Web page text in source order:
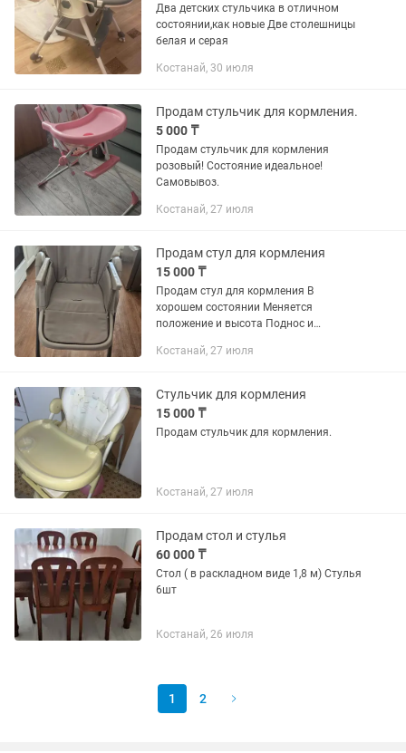
Два детских стульчика в отличном
состоянии,как новые Две столешницы
белая и серая
Костанай, 30 июля
Продам стульчик для кормления.
5 000 ₸
Продам стульчик для кормления
розовый! Состояние идеальное!
Самовывоз.
Костанай, 27 июля
Продам стул для кормления
15 000 ₸
Продам стул для кормления В
хорошем состоянии Меняется
положение и высота Поднос и
Бонусом в 🎁 отдам ванночку для
Костанай, 27 июля
Стульчик для кормления
15 000 ₸
Продам стульчик для кормления.
Костанай, 27 июля
Продам стол и стулья
60 000 ₸
Стол ( в раскладном виде 1,8 м) Стулья
6шт
Костанай, 26 июля
1 2